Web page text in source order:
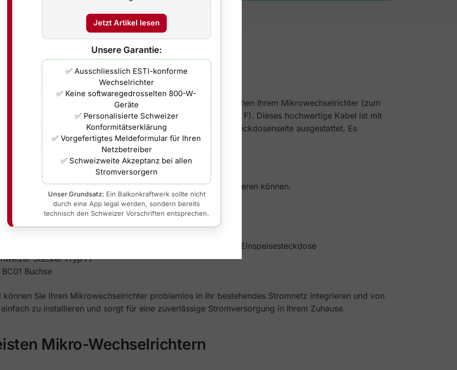
Zusätzliche Informationen
Buchse zu T13 IP55 Stecker
Anschluss-Kabel bietet eine zuverlässige Verbindung zwischen Ihrem Mikrowechselrichter (zum
herkömmlichen Schweizer Schutzkontaktsteckdose (Typ F). Dieses hochwertige Kabel ist mit
Inverterseite und einem Schweizer Stecker (Typ F) auf der Steckdosenseite ausgestattet. Es
Ihrem Mikro-Wechselrichter und Ihrem Hausstromnetz.
& Play-Version geliefert, sodass Sie es problemlos installieren können.
ANSCHLUSSKABELS:
Mikro-Wechselrichter mit dem Hausstromnetz über eine Einspeisesteckdose
Stecker (Typ F)
Buchse
Sie Ihren Mikrowechselrichter problemlos in Ihr bestehendes Stromnetz integrieren und von
zu installieren und sorgt für eine zuverlässige Stromversorgung in Ihrem Zuhause.
Mikro-Wechselrichtern
Jetzt Artikel lesen
Unsere Garantie:
✅ Ausschliesslich ESTI-konforme
Wechselrichter
✅ Keine softwaregedrosselten 800-W-
Geräte
✅ Personalisierte Schweizer
Konformitätserklärung
✅ Vorgefertigtes Meldeformular für Ihren
Netzbetreiber
✅ Schweizweite Akzeptanz bei allen
Stromversorgern
Unser Grundsatz: Ein Balkonkraftwerk sollte nicht
durch eine App legal werden, sondern bereits
technisch den Schweizer Vorschriften entsprechen.